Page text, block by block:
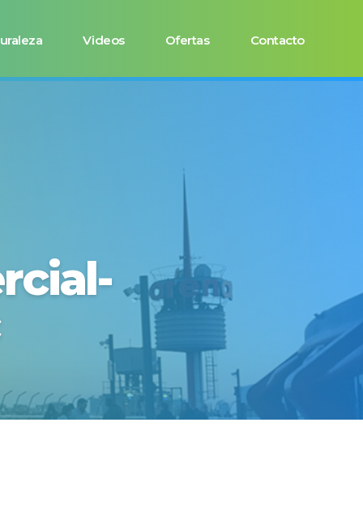
Videos Ofertas Contacto